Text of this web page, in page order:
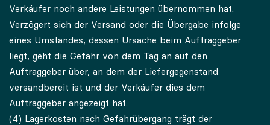
Verkäufer noch andere Leistungen übernommen hat.
Verzögert sich der Versand oder die Übergabe infolge
eines Umstandes, dessen Ursache beim Auftraggeber
liegt, geht die Gefahr von dem Tag an auf den
Auftraggeber über, an dem der Liefergegenstand
versandbereit ist und der Verkäufer dies dem
Auftraggeber angezeigt hat.
(4) Lagerkosten nach Gefahrübergang trägt der